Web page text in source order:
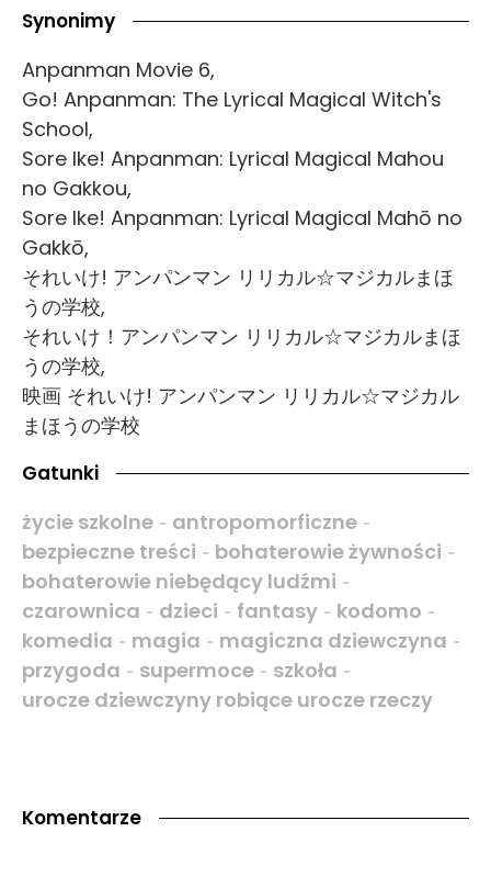
Synonimy
Anpanman Movie 6,
Go! Anpanman: The Lyrical Magical Witch's
School,
Sore Ike! Anpanman: Lyrical Magical Mahou
no Gakkou,
Sore Ike! Anpanman: Lyrical Magical Mahō no
Gakkō,
それいけ! アンパンマン リリカル☆マジカルまほ
うの学校,
それいけ！アンパンマン リリカル☆マジカルまほ
うの学校,
映画 それいけ! アンパンマン リリカル☆マジカル
まほうの学校
Gatunki
życie szkolne - antropomorficzne -
bezpieczne treści - bohaterowie żywności -
bohaterowie niebędący ludźmi -
czarownica - dzieci - fantasy - kodomo -
komedia - magia - magiczna dziewczyna -
przygoda - supermoce - szkoła -
urocze dziewczyny robiące urocze rzeczy
Komentarze